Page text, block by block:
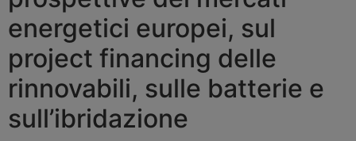
energetici europei, sul
project financing delle
rinnovabili, sulle batterie e
sull’ibridazione